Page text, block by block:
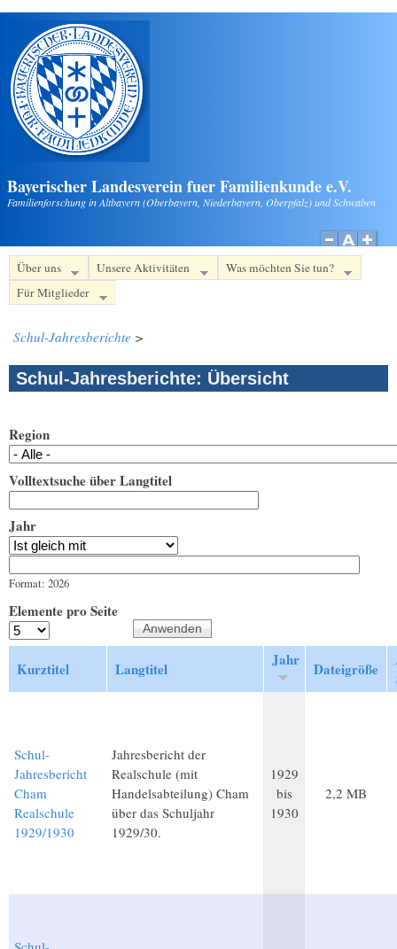
Direkt zum Inhalt
Bayerischer Landesverein fuer Familienkunde e.V.
Familienforschung in Altbayern (Oberbayern, Niederbayern, Oberpfalz) und Schwaben
Über uns Unsere Aktivitäten
Was möchten Sie tun?
Für Mitglieder
Schul-Jahresberichte >
Schul-Jahresberichte: Übersicht
Region
Volltextsuche über Langtitel
Jahr
Format: 2026
Elemente pro Seite
Kurztitel Langtitel Jahr Dateigröße
Schul-
Jahresbericht
Cham
Realschule
1929/1930
Jahresbericht der
Realschule (mit
Handelsabteilung) Cham
über das Schuljahr
1929/30.
1929
bis
1930
2,2 MB